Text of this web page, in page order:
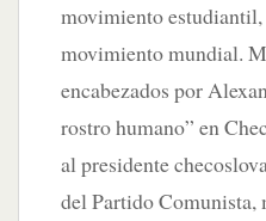
movimiento estudiantil,
movimiento mundial.
encabezados por
rostro humano” en
al presidente
del Partido Comunista,